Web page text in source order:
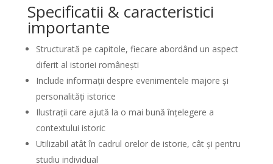
Specificatii & caracteristici
importante
Structurată pe capitole, fiecare abordând un aspect
diferit al istoriei românești
Include informații despre evenimentele majore și
personalități istorice
Ilustrații care ajută la o mai bună înțelegere a
contextului istoric
Utilizabil atât în cadrul orelor de istorie, cât și pentru
studiu individual